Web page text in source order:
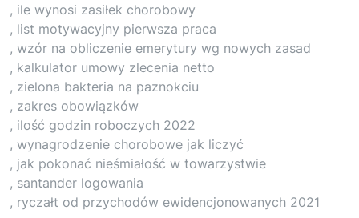
, ile wynosi zasiłek chorobowy
, list motywacyjny pierwsza praca
, wzór na obliczenie emerytury wg nowych zasad
, kalkulator umowy zlecenia netto
, zielona bakteria na paznokciu
, zakres obowiązków
, ilość godzin roboczych 2022
, wynagrodzenie chorobowe jak liczyć
, jak pokonać nieśmiałość w towarzystwie
, santander logowania
, ryczałt od przychodów ewidencjonowanych 2021